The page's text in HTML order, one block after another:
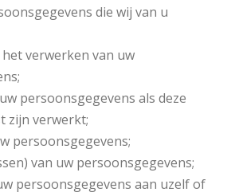
die wij van u
verwerken van uw
persoonsgegevens als deze
zijn verwerkt;
persoonsgegevens;
van uw persoonsgegevens;
persoonsgegevens aan uzelf of